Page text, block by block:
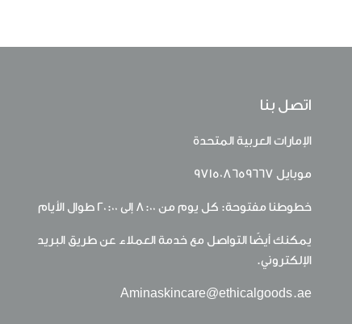
اتصل بنا
الإمارات العربية المتحدة
موبايل 971508659667
خطوطنا مفتوحة: كل يوم من 8:00 إلى 20:00 طوال الأيام
يمكنك أيضًا التواصل مع خدمة العملاء عن طريق البريد
الإلكتروني.
Aminaskincare@ethicalgoods.ae